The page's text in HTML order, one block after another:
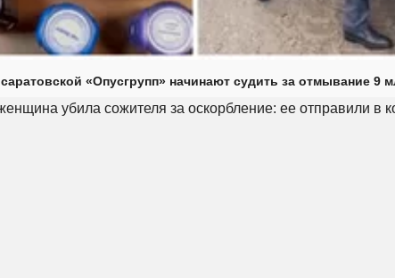
«Опусгрупп» начинают судить за отмывание 9